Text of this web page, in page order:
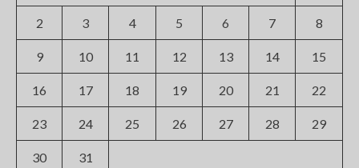
2 3 4 5 6 7 8
9 10 11 12 13 14 15
16 17 18 19 20 21 22
23 24 25 26 27 28 29
30 31